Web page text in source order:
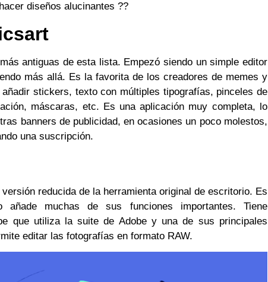
diseños alucinantes ??
antiguas de esta lista. Empezó siendo un simple editor
más allá. Es la favorita de los creadores de memes y
stickers, texto con múltiples tipografías, pinceles de
máscaras, etc. Es una aplicación muy completa, lo
banners de publicidad, en ocasiones un poco molestos,
una suscripción.
reducida de la herramienta original de escritorio. Es
añade muchas de sus funciones importantes. Tiene
que utiliza la suite de Adobe y una de sus principales
editar las fotografías en formato RAW.